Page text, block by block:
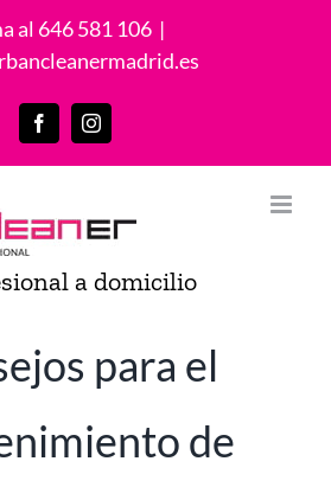
al 646 581 106 |
FacebookInstagram
a domicilio
para el
de